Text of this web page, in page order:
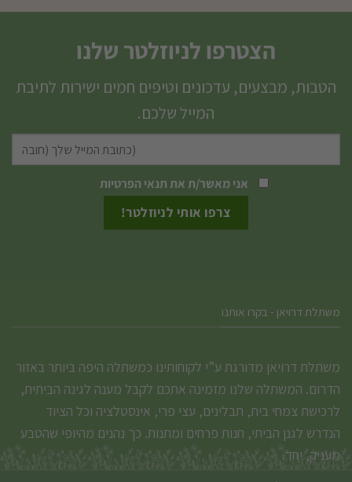
הצטרפו לניוזלטר שלנו
הטבות, מבצעים, עדכונים וטיפים חמים ישירות לתיבת
המייל שלכם.
אני מאשר/ת אתתנאי הפרטיות
משתלת דרויאן - בקרו אותנו
משתלת דרויאן מדורגת ע”י לקוחותינו כמשתלה היפה ביותר באזור
הדרום. המשתלה שלנו מזמינה אתכם לקבל מענה לגינה הביתית,
לרכישת צמחי בית, תבלינים, עצי פרי, אינסטלציה וכל הציוד
הנדרש לגנן הביתי, חנות פרחים ומתנות. כך נהנים מהיופי שהטבע
מעניק, יחד.